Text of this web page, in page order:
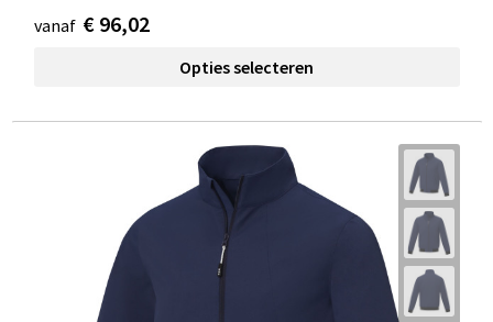
vanaf € 96,02
Opties selecteren